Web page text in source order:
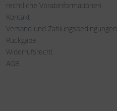
rechtliche Vorabinformationen
Kontakt
Versand und Zahlungsbedingungen
Rückgabe
Widerrufsrecht
AGB